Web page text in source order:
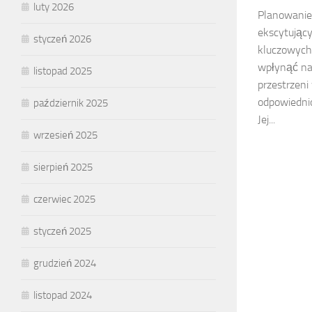
wpłynąć
przestrzeni
Jej...
luty 2026
styczeń 2026
listopad 2025
październik 2025
wrzesień 2025
sierpień 2025
czerwiec 2025
styczeń 2025
grudzień 2024
listopad 2024